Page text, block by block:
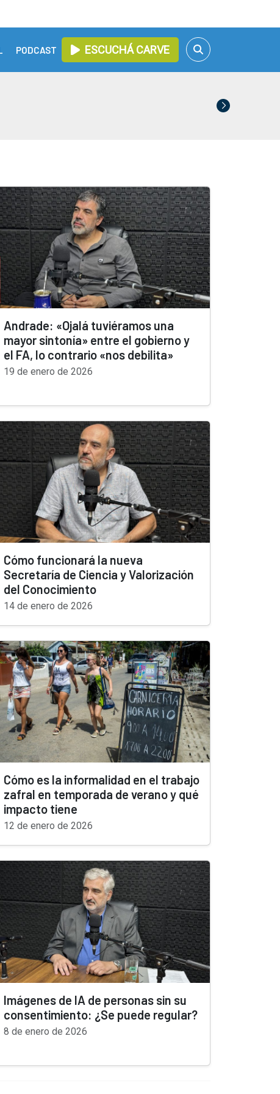
PODCAST ESCUCHÁ CARVE
Andrade: «Ojalá tuviéramos una
mayor sintonía» entre el gobierno y
el FA, lo contrario «nos debilita»
19 de enero de 2026
Cómo funcionará la nueva
Secretaría de Ciencia y Valorización
del Conocimiento
14 de enero de 2026
Cómo es la informalidad en el trabajo
zafral en temporada de verano y qué
impacto tiene
12 de enero de 2026
Imágenes de IA de personas sin su
consentimiento: ¿Se puede regular?
8 de enero de 2026